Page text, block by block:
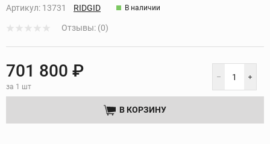
Артикул: 13731 RIDGID В наличии
Отзывы: (0)
701 800 ₽
за 1 шт
В КОРЗИНУ